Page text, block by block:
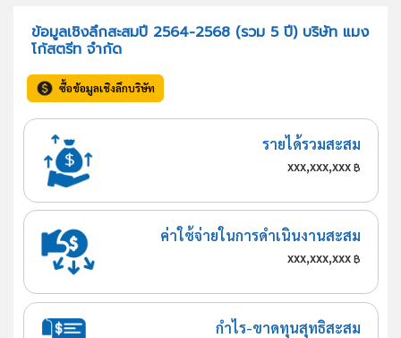
ข้อมูลเชิงลึกสะสมปี 2564-2568 (รวม 5 ปี) บริษัท แมง
โก้สตรีท จำกัด
ซื้อข้อมูลเชิงลึกบริษัท
รายได้รวมสะสม
xxx,xxx,xxx฿
ค่าใช้จ่ายในการดำเนินงานสะสม
xxx,xxx,xxx฿
กำไร-ขาดทุนสุทธิสะสม